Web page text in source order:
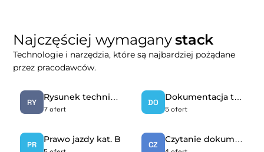
Najczęściej wymaganystack
Technologie i narzędzia, które są najbardziej pożądane
przez pracodawców.
RY
7 ofert
DO
5 ofert
PR
Prawo jazdy kat. B
CZ